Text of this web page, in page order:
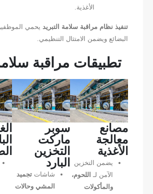
الأغذية.
تنفيذ نظام مراقبة سلامة التبريد يحمي
البضائع ويضمن الامتثال التنظيمي.
تطبيقات مراقبة
مصانع
معالجة
الأغذية
يضمن التخزين
الآمن لـ اللحوم،
والمأكولات
سوبر
ماركت
التخزين
البارد
شاشات تجميد
المشي وحالات